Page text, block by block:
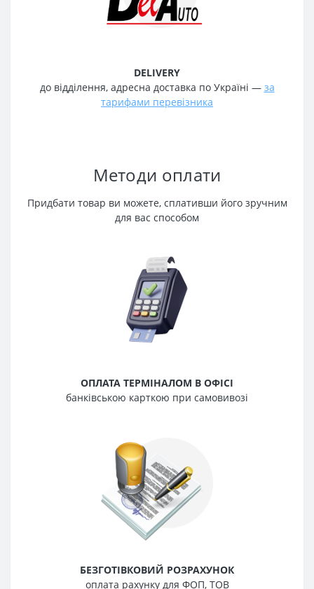
DELIVERY
до відділення, адресна доставка по Україні — за
тарифами перевізника
Методи оплати
Придбати товар ви можете, сплативши його зручним
для вас способом
ОПЛАТА ТЕРМІНАЛОМ В ОФІСІ
банківською карткою при самовивозі
БЕЗГОТІВКОВИЙ РОЗРАХУНОК
оплата рахунку для ФОП, ТОВ